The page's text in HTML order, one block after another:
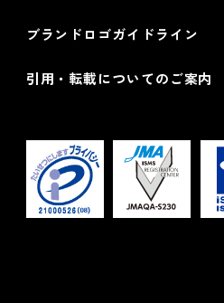
ブランドロゴガイドライン
引用・転載についてのご案内